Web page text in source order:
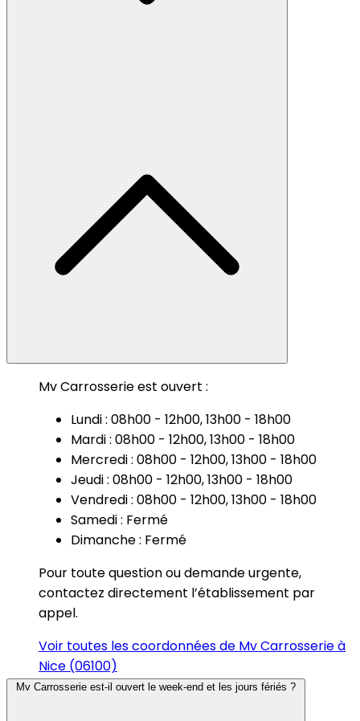
Mv Carrosserie est ouvert :
Lundi : 08h00 - 12h00, 13h00 - 18h00
Mardi : 08h00 - 12h00, 13h00 - 18h00
Mercredi : 08h00 - 12h00, 13h00 - 18h00
Jeudi : 08h00 - 12h00, 13h00 - 18h00
Vendredi : 08h00 - 12h00, 13h00 - 18h00
Samedi : Fermé
Dimanche : Fermé
Pour toute question ou demande urgente,
contactez directement l’établissement par
appel.
Voir toutes les coordonnées de Mv Carrosserie à
Nice (06100)
Mv Carrosserie est-il ouvert le week-end et les jours fériés ?